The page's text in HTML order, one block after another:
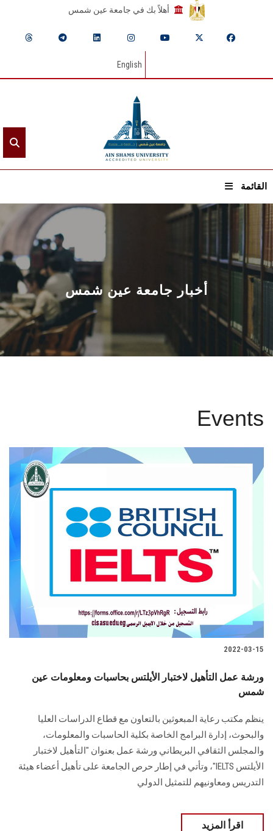
أهلاً بك في جامعة عين شمس
English
القائمة
الرئيسيـة
عن الجامعة
القطاعـات
الشئون الأكاديمية
البحث العلمي
الأنظمة الذكية
الإعلام
تواصل معنا
هيئة التدريس
الدراسات العليا
الزائـرون
سجل الان
أخبار جامعة عين شمس
Events
2022-03-15
ورشة عمل التأهيل لاختبار الأيلتس بحاسبات ومعلومات عين
شمس
ينظم مكتب رعاية المبعوثين بالتعاون مع قطاع الدراسات العليا
والبحوث، إدارة البرامج الخاصة بكلية الحاسبات والمعلومات،
والمجلس الثقافي البريطاني ورشة عمل بعنوان "التأهيل لاختبار
الأيلتس IELTS"، وتأتي في إطار حرص الجامعة على تأهيل أعضاء هيئة
التدريس ومعاونيهم للتمثيل الدولي
اقرأ المزيد